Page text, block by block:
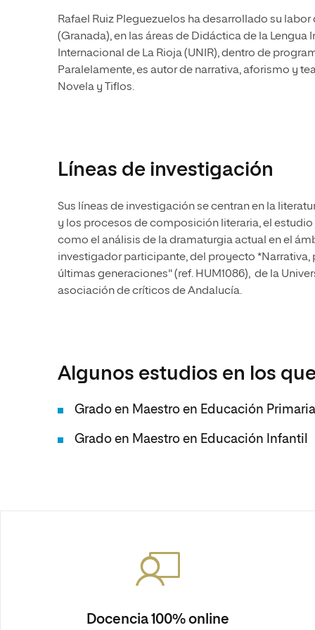
Rafael Ruiz Pleguezuelos ha desarrollado su
(Granada), en las áreas de Didáctica de la
Internacional de La Rioja (UNIR), dentro de
Paralelamente, es autor de narrativa, aforismo y
Novela y Tiflos.
Líneas de investigación
Sus líneas de investigación se centran en la
y los procesos de composición literaria, el
como el análisis de la dramaturgia actual en el
investigador participante, del proyecto *Narrativa,
últimas generaciones" (ref. HUM1086), de la
asociación de críticos de Andalucía.
Algunos estudios en los
Grado en Maestro en Educación Primaria
Grado en Maestro en Educación Infantil
Docencia 100% online